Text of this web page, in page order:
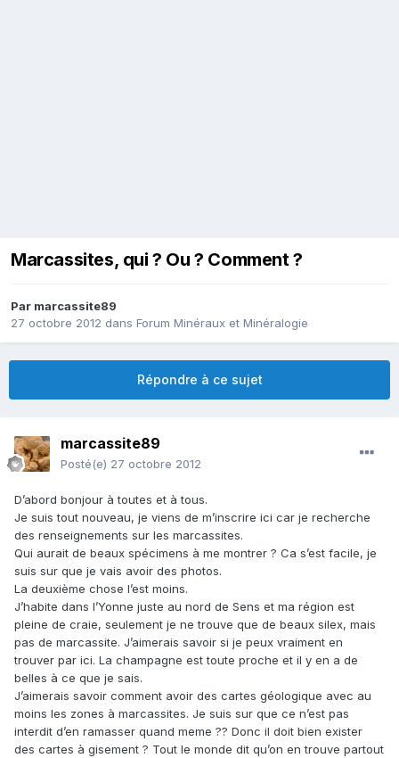
Marcassites, qui ? Ou ? Comment ?
Par marcassite89
27 octobre 2012 dans Forum Minéraux et Minéralogie
Répondre à ce sujet
marcassite89
Posté(e) 27 octobre 2012
D’abord bonjour à toutes et à tous.
Je suis tout nouveau, je viens de m’inscrire ici car je recherche
des renseignements sur les marcassites.
Qui aurait de beaux spécimens à me montrer ? Ca s’est facile, je
suis sur que je vais avoir des photos.
La deuxième chose l’est moins.
J’habite dans l’Yonne juste au nord de Sens et ma région est
pleine de craie, seulement je ne trouve que de beaux silex, mais
pas de marcassite. J’aimerais savoir si je peux vraiment en
trouver par ici. La champagne est toute proche et il y en a de
belles à ce que je sais.
J’aimerais savoir comment avoir des cartes géologique avec au
moins les zones à marcassites. Je suis sur que ce n’est pas
interdit d’en ramasser quand meme ?? Donc il doit bien exister
des cartes à gisement ? Tout le monde dit qu’on en trouve partout